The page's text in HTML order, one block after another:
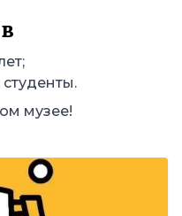
музее!